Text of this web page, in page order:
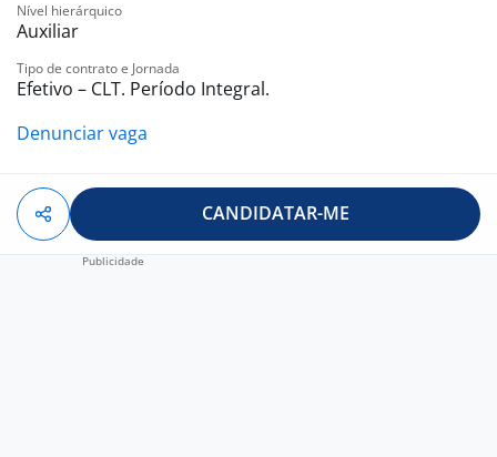
Nível hierárquico
Auxiliar
Tipo de contrato e Jornada
Efetivo – CLT. Período Integral.
Denunciar vaga
CANDIDATAR-ME